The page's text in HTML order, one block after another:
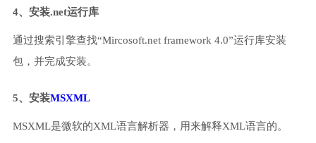
4、安装.net运行库
通过搜索引擎查找“Mircosoft.net framework 4.0”运行库安装
包，并完成安装。
5、安装MSXML
MSXML是微软的XML语言解析器，用来解释XML语言的。